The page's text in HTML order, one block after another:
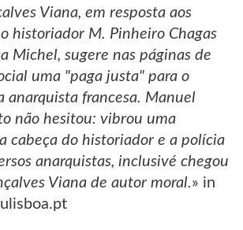
Viana, em resposta aos
historiador M. Pinheiro Chagas
Michel, sugere nas páginas de
uma "paga justa" para o
anarquista francesa. Manuel
não hesitou: vibrou uma
cabeça do historiador e a polícia
anarquistas, inclusivé chegou
Viana de autor moral.» in